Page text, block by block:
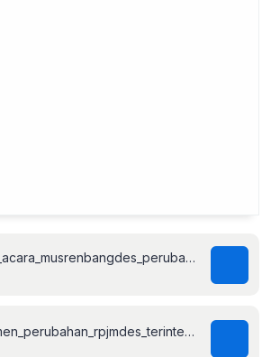
berita_acara_musrenbangdes_perubahan_rpjmdes_terintegrasi.doc
dokumen_perubahan_rpjmdes_terintegrasi.doc